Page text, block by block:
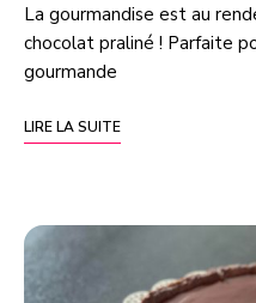
La gourmandise est au
chocolat praliné ! Parfaite
gourmande
LIRE LA SUITE